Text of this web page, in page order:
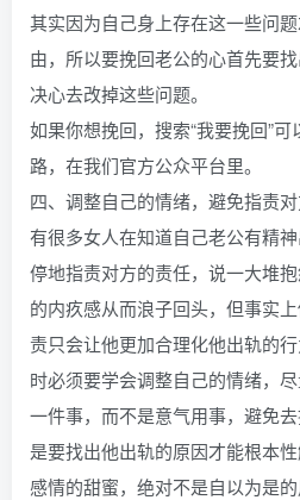
其实因为自己身上存在这一些问
由，所以要挽回老公的心首先要
决心去改掉这些问题。
如果你想挽回，搜索“我要挽回”
路，在我们官方公众平台里。
四、调整自己的情绪，避免指责
有很多女人在知道自己老公有精
停地指责对方的责任，说一大堆
的内疚感从而浪子回头，但事实
责只会让他更加合理化他出轨的
时必须要学会调整自己的情绪，
一件事，而不是意气用事，避免
是要找出他出轨的原因才能根本性
感情的甜蜜，绝对不是自以为是